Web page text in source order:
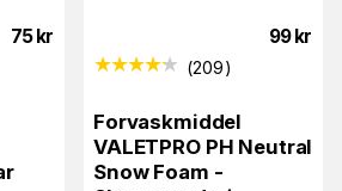
75 kr 99 kr
(209)
Forvaskmiddel
VALETPRO PH Neutral
Snow Foam -